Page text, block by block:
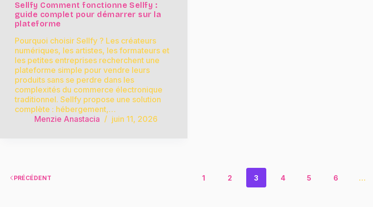
Sellfy Comment fonctionne Sellfy :
guide complet pour démarrer sur la
plateforme
Pourquoi choisir Sellfy ? Les créateurs
numériques, les artistes, les formateurs et
les petites entreprises recherchent une
plateforme simple pour vendre leurs
produits sans se perdre dans les
complexités du commerce électronique
traditionnel. Sellfy propose une solution
complète : hébergement,…
Menzie Anastacia
juin 11, 2026
PRÉCÉDENT 1 2 3 4 5 6 …